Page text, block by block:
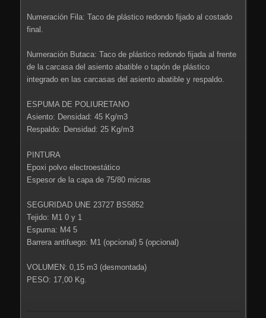
Numeración Fila: Taco de plástico redondo fijado al costado
final.
Numeración Butaca: Taco de plástico redondo fijada al frente
de la carcasa del asiento abatible o tapón de plástico
integrado en las carcasas del asiento abatible y respaldo.
ESPUMA DE POLIURETANO
Asiento: Densidad: 45 Kg/m3
Respaldo: Densidad: 25 Kg/m3
PINTURA
Epoxi polvo electroestático
Espesor de la capa de 75/80 micras
SEGURIDAD UNE 23727 BS5852
Tejido: M1 0 y 1
Espuma: M4 5
Barrera antifuego: M1 (opcional) 5 (opcional)
VOLUMEN: 0,15 m3 (desmontada)
PESO: 17,00 Kg.